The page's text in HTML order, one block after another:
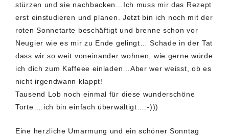
stürzen und sie nachbacken…Ich muss mir das Rezept
erst einstudieren und planen. Jetzt bin ich noch mit der
roten Sonnetarte beschäftigt und brenne schon vor
Neugier wie es mir zu Ende gelingt… Schade in der Tat
dass wir so weit voneinander wohnen, wie gerne würde
ich dich zum Kaffeee einladen…Aber wer weisst, ob es
nicht irgendwann klappt!
Tausend Lob noch einmal für diese wunderschöne
Torte….ich bin einfach überwältigt…:-)))
Eine herzliche Umarmung und ein schöner Sonntag